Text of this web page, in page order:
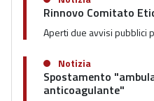
Rinnovo Comitato
Aperti due avvisi pubblici
Notizia
Spostamento
anticoagulante"